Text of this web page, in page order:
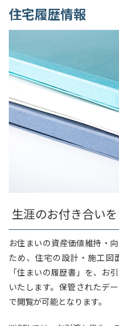
住宅履歴情報
生涯のお付き合いを
お住まいの資産価値維持・
ため、住宅の設計・施工図
「住まいの履歴書」を、お
いたします。保管されたデ
で閲覧が可能となります。